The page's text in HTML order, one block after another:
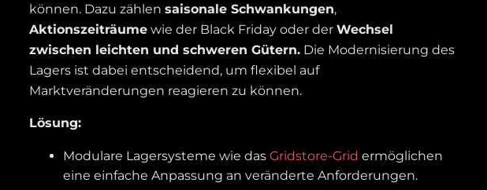
können. Dazu zählen saisonale Schwankungen,
Aktionszeiträume wie der Black Friday oder der Wechsel
zwischen leichten und schweren Gütern. Die Modernisierung des
Lagers ist dabei entscheidend, um flexibel auf
Marktveränderungen reagieren zu können.
Lösung:
Modulare Lagersysteme wie dasGridstore-Grid ermöglichen
eine einfache Anpassung an veränderte Anforderungen​.